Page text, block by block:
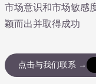
市场意识和市场敏感
颖而出并取得成功
点击与我们联系 →